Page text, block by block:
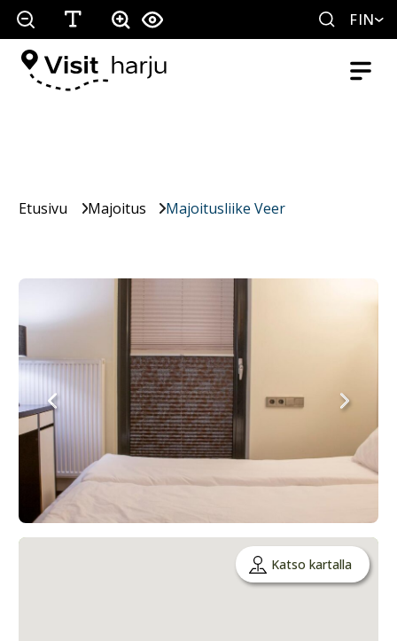
FIN
Etusivu Majoitus Majoitusliike Veer
Katso kartalla